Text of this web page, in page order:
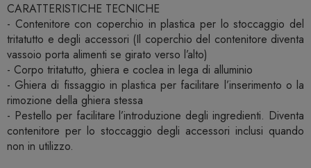
CARATTERISTICHE TECNICHE
- Contenitore con coperchio in plastica per lo stoccaggio del
tritatutto e degli accessori (Il coperchio del contenitore diventa
vassoio porta alimenti se girato verso l’alto)
- Corpo tritatutto, ghiera e coclea in lega di alluminio
- Ghiera di fissaggio in plastica per facilitare l’inserimento o la
rimozione della ghiera stessa
- Pestello per facilitare l’introduzione degli ingredienti. Diventa
contenitore per lo stoccaggio degli accessori inclusi quando
non in utilizzo.